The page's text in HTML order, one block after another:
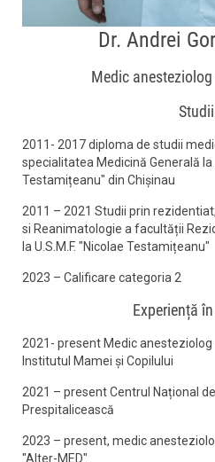
Dr. Andrei
Medic
2011- 2017 diploma de studii
specialitatea Medicină Generală la
Testamițeanu" din Chișinau
2011 – 2021 Studii prin
si Reanimatologie a facultății
la U.S.M.F. "Nicolae Testamițeanu"
2023 – Calificare categoria 2
Experiență
2021- present Medic
Institutul Mamei și Copilului
2021 – present Centrul Național
Prespitalicească
2023 – present, medic
"Alter-MED"